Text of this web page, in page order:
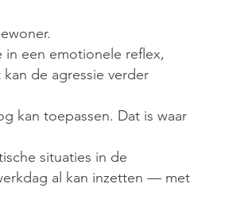
in een emotionele reflex,
de agressie verder
kan toepassen. Dat is waar
situaties in de
al kan inzetten — met